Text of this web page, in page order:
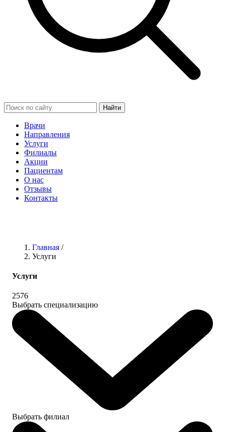
Найти
Врачи
Направления
Услуги
Филиалы
Акции
Пациентам
О нас
Отзывы
Контакты
Главная /
Услуги
Услуги
2576
Выбрать специализацию
Выбрать филиал